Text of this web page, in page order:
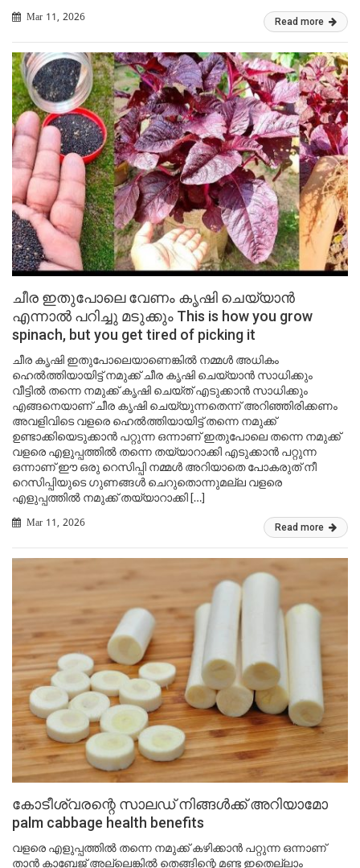
Mar 11, 2026 Read more
ചീര ഇതുപോലെ വേണം കൃഷി ചെയ്യാൻ
എന്നാൽ പറിച്ചു മടുക്കും This is how you grow
spinach, but you get tired of picking it
ചീര കൃഷി ഇതുപോലെയാണെങ്കിൽ നമ്മൾ അധികം
ഹെൽത്തിയായിട്ട് നമുക്ക് ചീര കൃഷി ചെയ്യാൻ സാധിക്കും
വീട്ടിൽ തന്നെ നമുക്ക് കൃഷി ചെയ്ത് എടുക്കാൻ സാധിക്കും
എങ്ങനെയാണ് ചീര കൃഷി ചെയ്യുന്നതെന്ന് അറിഞ്ഞിരിക്കണം
അവളിവിടെ വളരെ ഹെൽത്തിയായിട്ട് തന്നെ നമുക്ക്
ഉണ്ടാക്കിയെടുക്കാൻ പറ്റുന്ന ഒന്നാണ് ഇതുപോലെ തന്നെ നമുക്ക്
വളരെ എളുപ്പത്തിൽ തന്നെ തയ്യാറാക്കി എടുക്കാൻ പറ്റുന്ന
ഒന്നാണ് ഈ ഒരു റെസിപ്പി നമ്മൾ അറിയാതെ പോകരുത് നീ
റെസിപ്പിയുടെ ഗുണങ്ങൾ ചെറുതൊന്നുമല്ല വളരെ
എളുപ്പത്തിൽ നമുക്ക് തയ്യാറാക്കി […]
Mar 11, 2026 Read more
കോടീശ്വരന്റെ സാലഡ് നിങ്ങൾക്ക് അറിയാമോ
palm cabbage health benefits
വളരെ എളുപ്പത്തിൽ തന്നെ നമുക്ക് കഴിക്കാൻ പറ്റുന്ന ഒന്നാണ്
താൻ കാബേജ് അല്ലെങ്കിൽ തെങ്ങിന്റെ മണ്ട ഇതെല്ലാം